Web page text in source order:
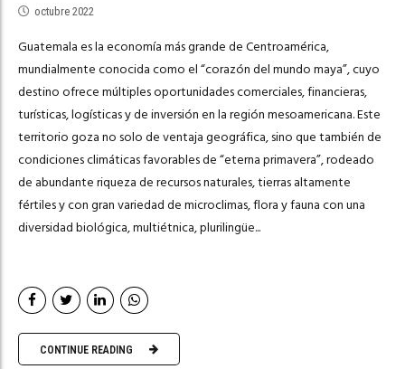
octubre 2022
Guatemala es la economía más grande de Centroamérica,
mundialmente conocida como el “corazón del mundo maya”, cuyo
destino ofrece múltiples oportunidades comerciales, financieras,
turísticas, logísticas y de inversión en la región mesoamericana. Este
territorio goza no solo de ventaja geográfica, sino que también de
condiciones climáticas favorables de “eterna primavera”, rodeado
de abundante riqueza de recursos naturales, tierras altamente
fértiles y con gran variedad de microclimas, flora y fauna con una
diversidad biológica, multiétnica, plurilingüe...
CONTINUE READING